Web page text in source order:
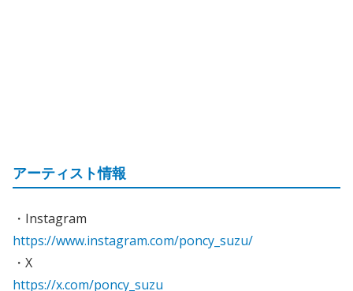
アーティスト情報
・Instagram
https://www.instagram.com/poncy_suzu/
・X
https://x.com/poncy_suzu